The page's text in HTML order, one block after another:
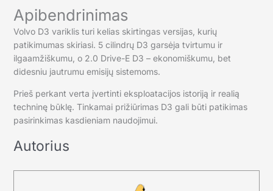
Apibendrinimas
Volvo D3 variklis turi kelias skirtingas versijas, kurių
patikimumas skiriasi. 5 cilindrų D3 garsėja tvirtumu ir
ilgaamžiškumu, o 2.0 Drive-E D3 – ekonomiškumu, bet
didesniu jautrumu emisijų sistemoms.
Prieš perkant verta įvertinti eksploatacijos istoriją ir realią
techninę būklę. Tinkamai prižiūrimas D3 gali būti patikimas
pasirinkimas kasdieniam naudojimui.
Autorius